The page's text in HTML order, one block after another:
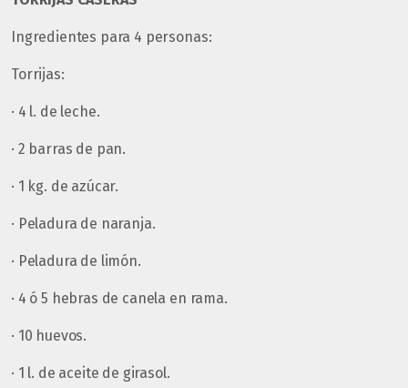
Ingredientes para 4 personas:
Torrijas:
· 4 l. de leche.
· 2 barras de pan.
· 1 kg. de azúcar.
· Peladura de naranja.
· Peladura de limón.
· 4 ó 5 hebras de canela en rama.
· 10 huevos.
· 1 l. de aceite de girasol.